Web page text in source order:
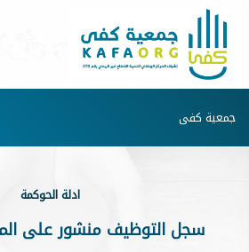
جمعية كفى
ادلة الحوكمة
سجل التوظيف منشور على